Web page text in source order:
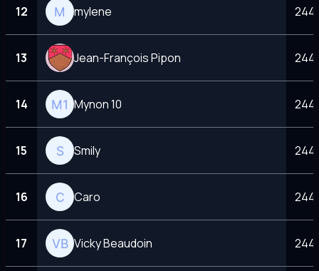
12 mylene 244
13 Jean-François Pipon 244
14 Mynon 10 244
15 Smily 244
16 Caro 244
17 Vicky Beaudoin 244